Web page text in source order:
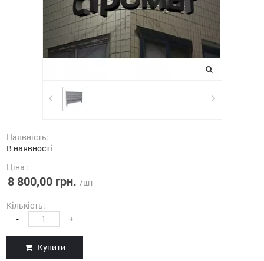
Наявність:
В наявності
Ціна :
8 800,00 грн. /шт
Кількість:
- +
Купити